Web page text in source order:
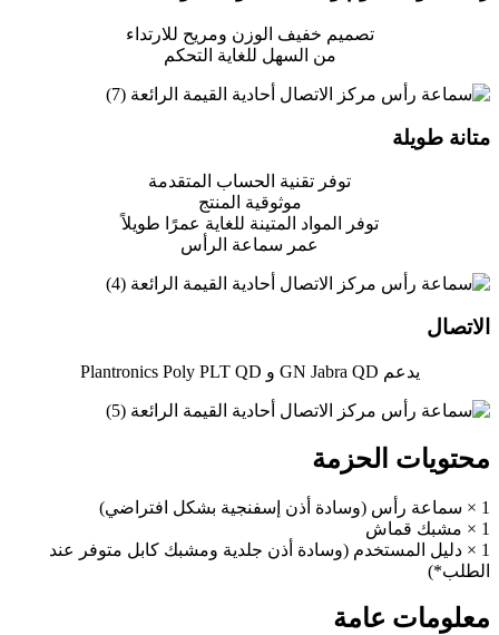
تصميم خفيف الوزن ومريح للارتداء
من السهل للغاية التحكم
متانة طويلة
توفر تقنية الحساب المتقدمة
موثوقية المنتج
توفر المواد المتينة للغاية عمرًا طويلاً
عمر سماعة الرأس
الاتصال
يدعم GN Jabra QD و Plantronics Poly PLT QD
محتويات الحزمة
1 × سماعة رأس (وسادة أذن إسفنجية بشكل افتراضي)
1 × مشبك قماش
1 × دليل المستخدم (وسادة أذن جلدية ومشبك كابل متوفر عند
الطلب*)
معلومات عامة